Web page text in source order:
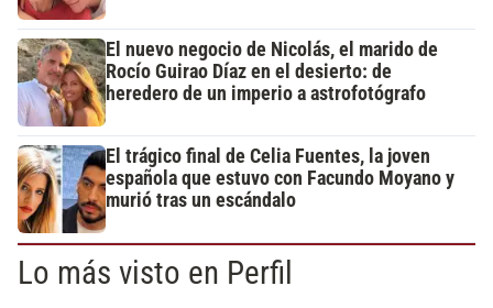
El nuevo negocio de Nicolás, el marido de
Rocío Guirao Díaz en el desierto: de
heredero de un imperio a astrofotógrafo
El trágico final de Celia Fuentes, la joven
española que estuvo con Facundo Moyano y
murió tras un escándalo
Lo más visto en Perfil